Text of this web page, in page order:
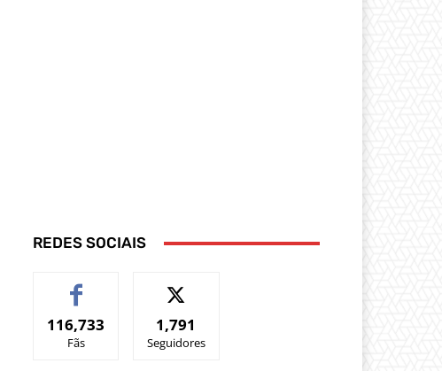
REDES SOCIAIS
116,733
Fãs
1,791
Seguidores